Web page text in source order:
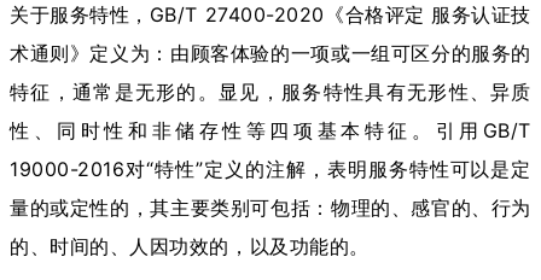
关于服务特性，GB/T 27400-2020《合格评定 服务认证技
术通则》定义为：由顾客体验的一项或一组可区分的服务的
特征，通常是无形的。显见，服务特性具有无形性、异质
性、同时性和非储存性等四项基本特征。引用GB/T
19000-2016对“特性”定义的注解，表明服务特性可以是定
量的或定性的，其主要类别可包括：物理的、感官的、行为
的、时间的、人因功效的，以及功能的。